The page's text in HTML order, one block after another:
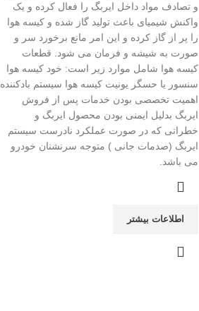
و تصادف مواد داخل ایربگ را فعال کرده و یک
واکنش شیمیای باعث تولید گاز شده و کیسه هوا
را پر از گاز کرده و این امر مانع برخورد سر و
صورت به شیشه و فرمان می شود. قطعات
کیسه هوا شامل موارد زیر است: خود کیسه هوا
سنسور یا حسگر یونیت کیسه هوا سیستم بادکننده
اهمیت تخصصی بودن خدمات پس از فروش
ایربگ بدلیل ایمنی بودن محصول ایربگ و
خطراتی که در صورت عملکرد نادرست سیستم
ایربگ (صدمات جانی ) متوجه سرنشنان خودرو
می باشد.
اطلاعات بیشتر